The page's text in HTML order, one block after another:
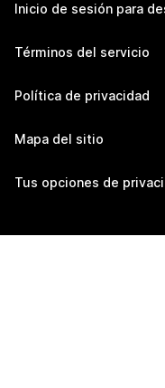
Inicio de sesión para
Términos del servicio
Política de privacidad
Mapa del sitio
Tus opciones de